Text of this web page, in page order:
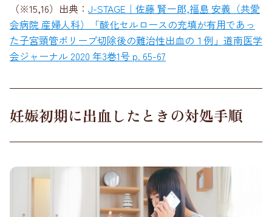
（※15,16）出典： J-STAGE｜佐藤 賢一郎,福島 安義（共愛
会病院 産婦人科）「酸化セルロースの充填が有用であっ
た子宮頸管ポリープ切除後の難治性出血の１例」道南医学
会ジャーナル 2020 年3巻1号 p. 65-67
妊娠初期に出血したときの対処手順